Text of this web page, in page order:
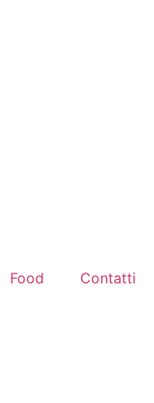
Food Contatti